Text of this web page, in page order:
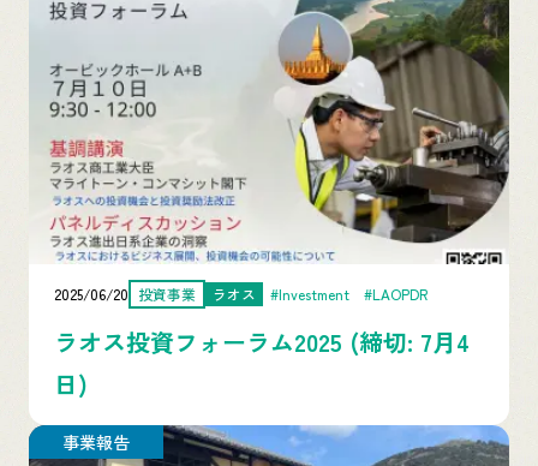
2025/06/20 投資事業 ラオス #Investment #LAOPDR
ラオス投資フォーラム2025 (締切: 7月4
日)
事業報告